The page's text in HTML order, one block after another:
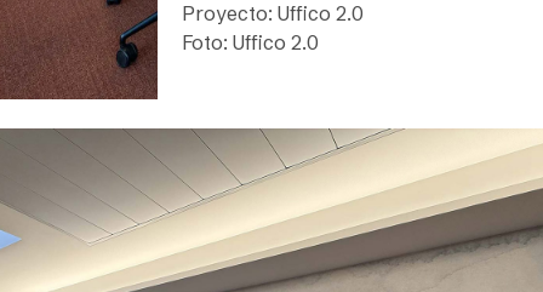
Proyecto: Uffico 2.0
Foto: Uffico 2.0